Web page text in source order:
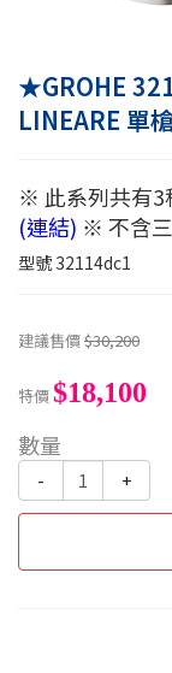
★GROHE
LINEARE 單
※ 此系列共有3
(連結) ※ 不含
型號32114dc1
建議售價$30,200
特價$18,100
數量
- +